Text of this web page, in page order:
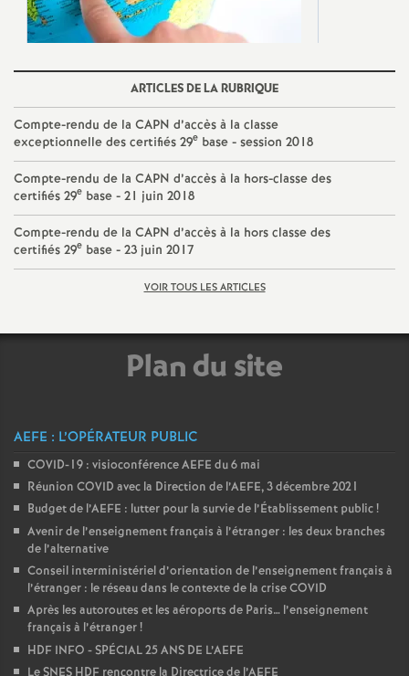
ARTICLES DE LA RUBRIQUE
Compte-rendu de la CAPN d’accès à la classe
exceptionnelle des certifiés 29e base - session 2018
Compte-rendu de la CAPN d’accès à la hors-classe des
certifiés 29e base - 21 juin 2018
Compte-rendu de la CAPN d’accès à la hors classe des
certifiés 29e base - 23 juin 2017
VOIR TOUS LES ARTICLES
Plan du site
AEFE : L’OPÉRATEUR PUBLIC
COVID-19 : visioconférence AEFE du 6 mai
Réunion COVID avec la Direction de l’AEFE, 3 décembre 2021
Budget de l’AEFE : lutter pour la survie de l’Établissement public!
Avenir de l’enseignement français à l’étranger : les deux branches
de l’alternative
Conseil interministériel d’orientation de l’enseignement français à
l’étranger : le réseau dans le contexte de la crise COVID
Après les autoroutes et les aéroports de Paris… l’enseignement
français à l’étranger!
HDF INFO - SPÉCIAL 25 ANS DE L’AEFE